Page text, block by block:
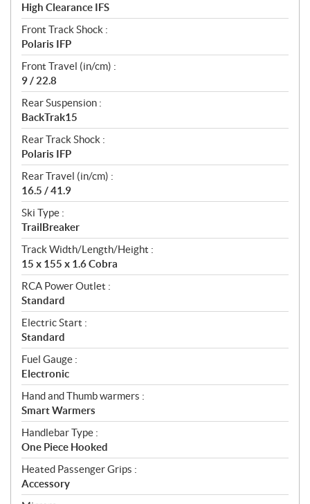
High Clearance IFS
Front Track Shock :
Polaris IFP
Front Travel (in/cm) :
9 / 22.8
Rear Suspension :
BackTrak15
Rear Track Shock :
Polaris IFP
Rear Travel (in/cm) :
16.5 / 41.9
Ski Type :
TrailBreaker
Track Width/Length/Height :
15 x 155 x 1.6 Cobra
RCA Power Outlet :
Standard
Electric Start :
Standard
Fuel Gauge :
Electronic
Hand and Thumb warmers :
Smart Warmers
Handlebar Type :
One Piece Hooked
Heated Passenger Grips :
Accessory